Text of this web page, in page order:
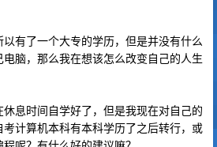
有了一个大专的学历，但是并没有什么
脑，那么我在想该怎么改变自己的人生
息时间自学好了，但是我现在对自己的
计算机本科有本科学历了之后转行，或